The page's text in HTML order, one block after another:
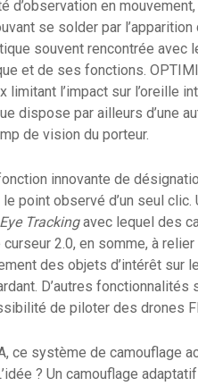
d’observation en
se solder par
souvent rencontrée avec
et de ses fonctions.
l’impact sur l’oreille
dispose par ailleurs d’une
de vision du porteur.
innovante de
point observé d’un seul clic.
Eye Trackingavec lequel des
2.0, en somme, à
des objets d’intérêt sur
D’autres
de piloter des drones
ce système de camouflage
? Un camouflage